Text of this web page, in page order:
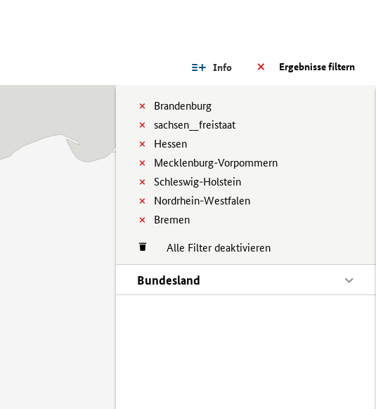
Ergebnisse filtern
Info
Brandenburg
sachsen__freistaat
Hessen
Mecklenburg-Vorpommern
Schleswig-Holstein
Nordrhein-Westfalen
Bremen
Alle Filter deaktivieren
Bundesland